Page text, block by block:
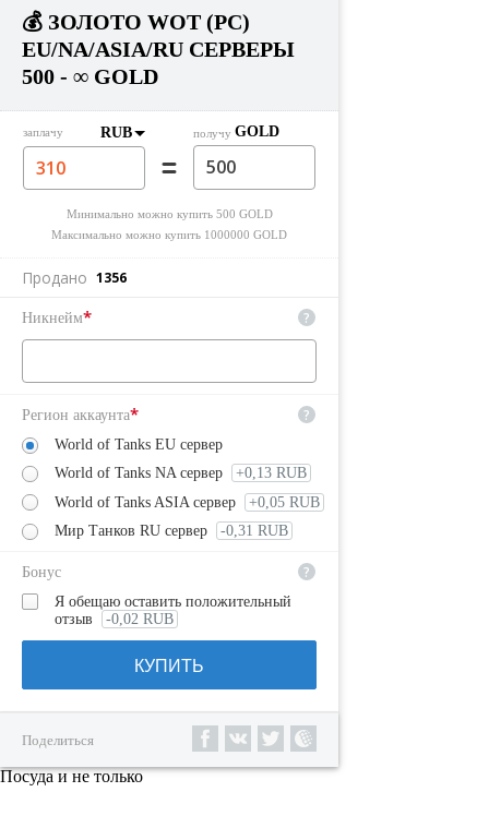
💰 ЗОЛОТО WOT (PC)
EU/NA/ASIA/RU СЕРВЕРЫ
500 - ∞ GOLD
заплачу RUB получу GOLD
Минимально можно купить 500 GOLD
Максимально можно купить 1000000 GOLD
Продано 1356
Никнейм* ?
Регион аккаунта* ?
World of Tanks EU сервер
World of Tanks NA сервер
+0,13 RUB
World of Tanks ASIA сервер
+0,05 RUB
Мир Танков RU сервер
-0,31 RUB
Бонус ?
Я обещаю оставить положительный
отзыв
-0,02 RUB
КУПИТЬ
Поделиться
Посуда и не только